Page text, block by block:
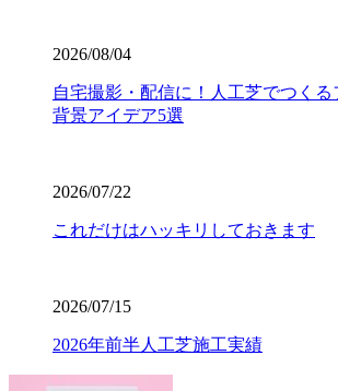
が安全に、そしてアクティブに過ごせる
で、幅広い対応が可能です。まずは無
仕様の品質をご検討ください。
業者の選定で最も重要なのは、実は製品
術」です。どんなに高級な人工芝を使っ
が甘かったり継ぎ目の接合が未熟だった
フが責任を持って基礎から敷き込みまで
す。細部までピシっと揃った、見ていて
のフラットな仕上がりは、多くのお客様
ただいております。プロの職人魂が宿る
2026/08/04
自宅撮影・配信に！人工芝でつくる
背景アイデア5選
2026/07/22
これだけはハッキリしておきます
2026/07/15
2026年前半人工芝施工実績